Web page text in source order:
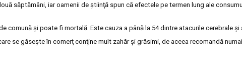
săptămâni, iar oamenii de ştiinţă spun că efectele pe termen lung ale
comună şi poate fi mortală. Este cauza a până la 54 dintre atacurile cerebrale şi
se găseşte în comerţ conţine mult zahăr şi grăsimi, de aceea recomandă